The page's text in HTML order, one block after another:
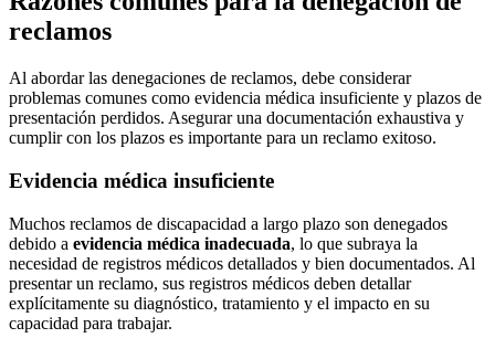
reclamos
Al abordar las denegaciones de reclamos, debe considerar
problemas comunes como evidencia médica insuficiente y plazos de
presentación perdidos. Asegurar una documentación exhaustiva y
cumplir con los plazos es importante para un reclamo exitoso.
Evidencia médica insuficiente
Muchos reclamos de discapacidad a largo plazo son denegados
debido a evidencia médica inadecuada, lo que subraya la
necesidad de registros médicos detallados y bien documentados. Al
presentar un reclamo, sus registros médicos deben detallar
explícitamente su diagnóstico, tratamiento y el impacto en su
capacidad para trabajar.